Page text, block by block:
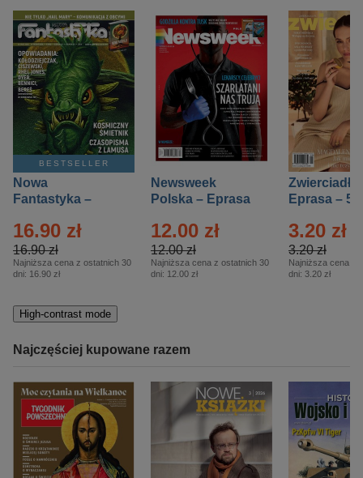
BESTSELLER
Nowa
Fantastyka –
16.90 zł
16.90 zł
Najniższa cena z ostatnich 30
dni: 16.90 zł
Newsweek
Polska – Eprasa
12.00 zł
12.00 zł
Najniższa cena z ostatnich 30
dni: 12.00 zł
Zwierciadło
Eprasa – 5/
3.20 zł
3.20 zł
Najniższa cena z
dni: 3.20 zł
High-contrast mode
Najczęściej kupowane razem